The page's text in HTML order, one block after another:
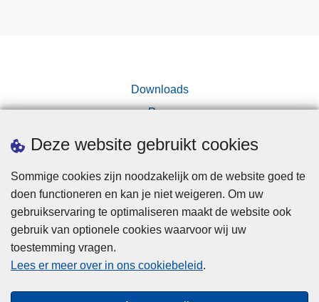
Deze website gebruikt cookies
Sommige cookies zijn noodzakelijk om de website goed te
doen functioneren en kan je niet weigeren. Om uw
gebruikservaring te optimaliseren maakt de website ook
gebruik van optionele cookies waarvoor wij uw
toestemming vragen.
Lees er meer over in ons cookiebeleid.
Downloads
Pers
Disclaimer
Privacy